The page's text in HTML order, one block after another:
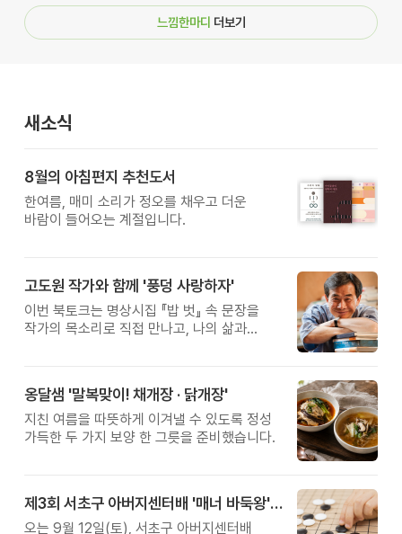
느낌한마디 더보기
새소식
8월의 아침편지 추천도서
한여름, 매미 소리가 정오를 채우고 더운
바람이 들어오는 계절입니다.
고도원 작가와 함께 '풍덩 사랑하자'
이번 북토크는 명상시집 『밥 벗』 속 문장을
작가의 목소리로 직접 만나고, 나의 삶과
옹달샘 '말복맞이! 채개장 · 닭개장'
지친 여름을 따뜻하게 이겨낼 수 있도록 정성
가득한 두 가지 보양 한 그릇을 준비했습니다.
제3회 서초구 아버지센터배 '매너 바둑왕' 대회
오는 9월 12일(토), 서초구 아버지센터배